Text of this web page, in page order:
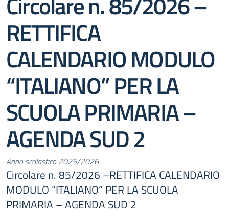
RETTIFICA
CALENDARIO MODULO
“ITALIANO” PER LA
SCUOLA PRIMARIA –
AGENDA SUD 2
Anno scolastico 2025/2026
Circolare n. 85/2026 –RETTIFICA CALENDARIO
MODULO “ITALIANO” PER LA SCUOLA
PRIMARIA – AGENDA SUD 2